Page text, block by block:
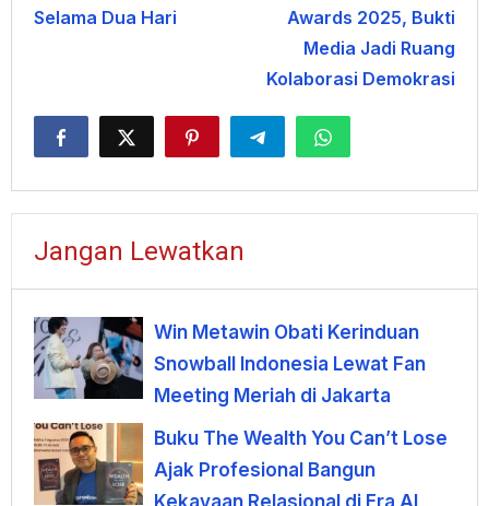
Selama Dua Hari
Awards 2025, Bukti
Media Jadi Ruang
Kolaborasi Demokrasi
Jangan Lewatkan
Win Metawin Obati Kerinduan
Snowball Indonesia Lewat Fan
Meeting Meriah di Jakarta
Buku The Wealth You Can’t Lose
Ajak Profesional Bangun